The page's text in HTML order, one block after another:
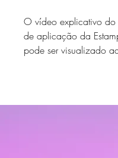
O vídeo explicativo do
de aplicação da
pode ser visualizado